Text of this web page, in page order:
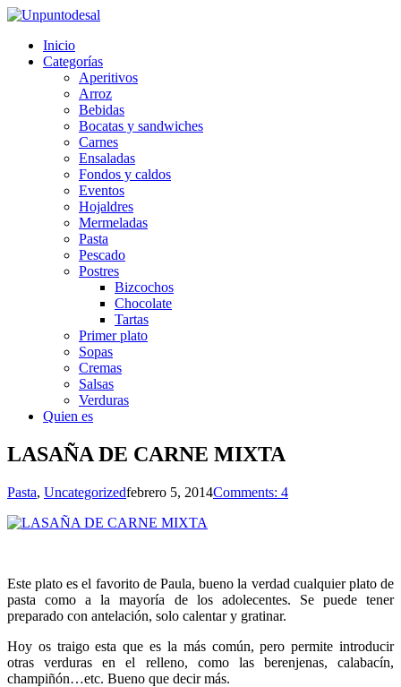
Inicio
Categorías
Aperitivos
Arroz
Bebidas
Bocatas y sandwiches
Carnes
Ensaladas
Fondos y caldos
Eventos
Hojaldres
Mermeladas
Pasta
Pescado
Postres
Bizcochos
Chocolate
Tartas
Primer plato
Sopas
Cremas
Salsas
Verduras
Quien es
LASAÑA DE CARNE MIXTA
Pasta, Uncategorizedfebrero 5, 2014Comments: 4
Este plato es el favorito de Paula, bueno la verdad cualquier plato de
pasta como a la mayoría de los adolecentes. Se puede tener
preparado con antelación, solo calentar y gratinar.
Hoy os traigo esta que es la más común, pero permite introducir
otras verduras en el relleno, como las berenjenas, calabacín,
champiñón…etc. Bueno que decir más.